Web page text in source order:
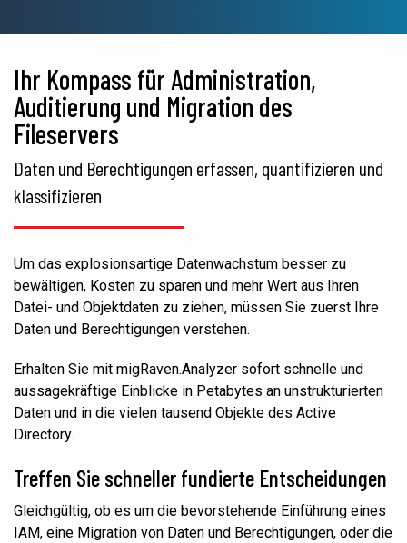
Ihr Kompass für Administration,
Auditierung und Migration des
Fileservers
Daten und Berechtigungen erfassen, quantifizieren und
klassifizieren
Um das explosionsartige Datenwachstum besser zu
bewältigen, Kosten zu sparen und mehr Wert aus Ihren
Datei- und Objektdaten zu ziehen, müssen Sie zuerst Ihre
Daten und Berechtigungen verstehen.
Erhalten Sie mit migRaven.Analyzer sofort schnelle und
aussagekräftige Einblicke in Petabytes an unstrukturierten
Daten und in die vielen tausend Objekte des Active
Directory.
Treffen Sie schneller fundierte Entscheidungen
Gleichgültig, ob es um die bevorstehende Einführung eines
IAM, eine Migration von Daten und Berechtigungen, oder die